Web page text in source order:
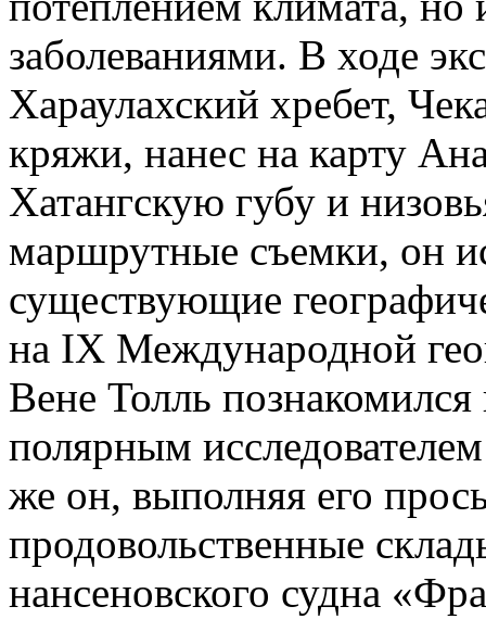
заболеваниями. В ходе
Хараулахский хребет,
кряжи, нанес на карту
Хатангскую губу и
маршрутные съемки, он
существующие
на IX Международной
Вене Толль
полярным
же он, выполняя его
продовольственные
нансеновского судна